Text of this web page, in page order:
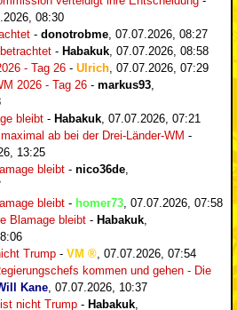
08:30
- donotrobme, 07.07.2026, 08:27
- Habakuk, 07.07.2026, 08:58
- Tag 26 - Ulrich, 07.07.2026, 07:29
2026 - Tag 26 - markus93,
bleibt - Habakuk, 07.07.2026, 07:21
ab bei der Drei-Länder-WM -
13:25
bleibt - nico36de,
bleibt - homer73, 07.07.2026, 07:58
Blamage bleibt - Habakuk,
Trump - VM , 07.07.2026, 07:54
kommen und gehen - Die
Kane, 07.07.2026, 10:37
nicht Trump - Habakuk,